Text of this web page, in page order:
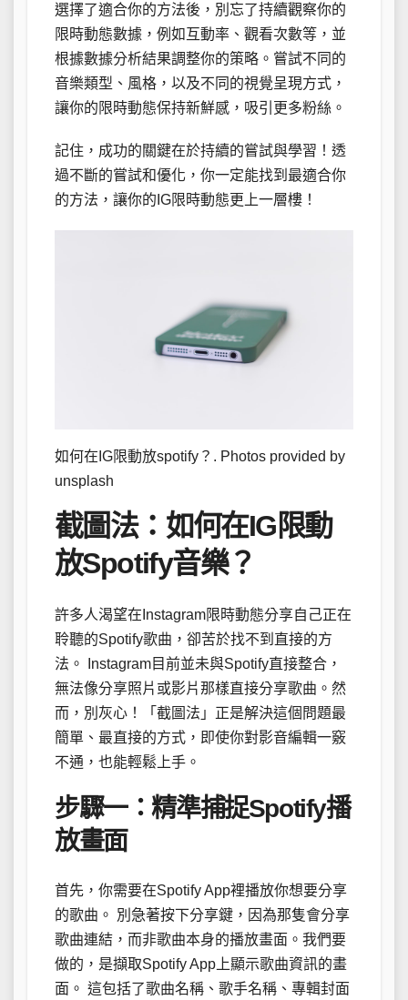
選擇了適合你的方法後，別忘了持續觀察你的
限時動態數據，例如互動率、觀看次數等，並
根據數據分析結果調整你的策略。嘗試不同的
音樂類型、風格，以及不同的視覺呈現方式，
讓你的限時動態保持新鮮感，吸引更多粉絲。
記住，成功的關鍵在於持續的嘗試與學習！透
過不斷的嘗試和優化，你一定能找到最適合你
的方法，讓你的IG限時動態更上一層樓！
如何在IG限動放spotify？. Photos provided by
unsplash
截圖法：如何在IG限動
放Spotify音樂？
許多人渴望在Instagram限時動態分享自己正在
聆聽的Spotify歌曲，卻苦於找不到直接的方
法。 Instagram目前並未與Spotify直接整合，
無法像分享照片或影片那樣直接分享歌曲。然
而，別灰心！「截圖法」正是解決這個問題最
簡單、最直接的方式，即使你對影音編輯一竅
不通，也能輕鬆上手。
步驟一：精準捕捉Spotify播
放畫面
首先，你需要在Spotify App裡播放你想要分享
的歌曲。 別急著按下分享鍵，因為那隻會分享
歌曲連結，而非歌曲本身的播放畫面。我們要
做的，是擷取Spotify App上顯示歌曲資訊的畫
面。 這包括了歌曲名稱、歌手名稱、專輯封面